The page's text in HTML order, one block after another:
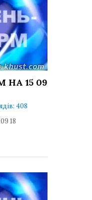
15 09
408
18